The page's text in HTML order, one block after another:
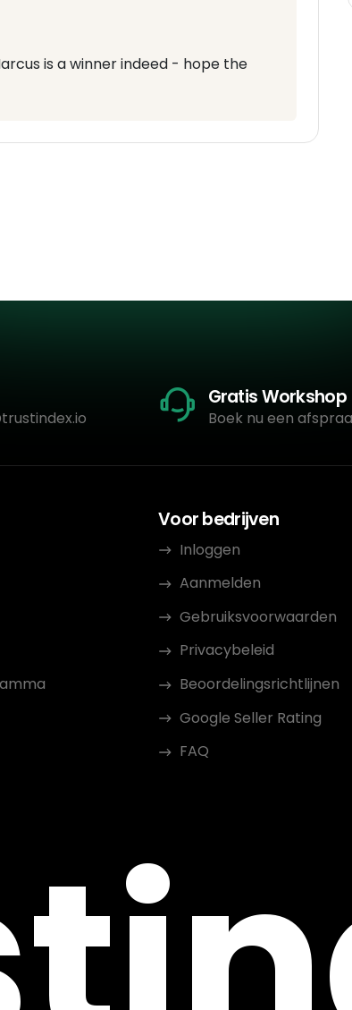
is a winner indeed - hope the
Gratis Workshop
Boek nu een
Voor bedrijven
Inloggen
Aanmelden
Gebruiksvoorwaarden
Privacybeleid
Beoordelingsrichtlijnen
Google Seller Rating
FAQ